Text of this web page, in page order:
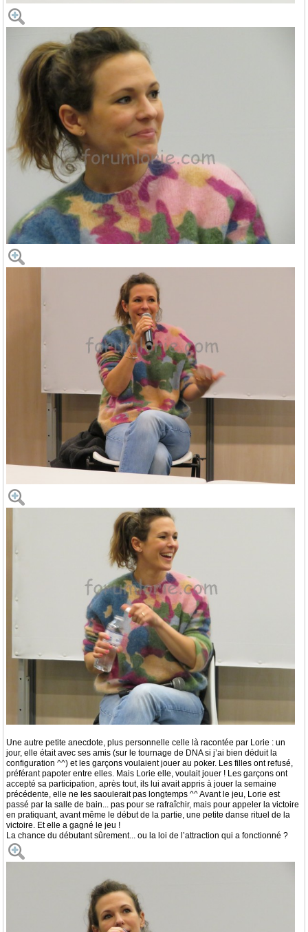
Une autre petite anecdote, plus personnelle celle là racontée par Lorie : un
jour, elle était avec ses amis (sur le tournage de DNA si j’ai bien déduit la
configuration ^^) et les garçons voulaient jouer au poker. Les filles ont refusé,
préférant papoter entre elles. Mais Lorie elle, voulait jouer ! Les garçons ont
accepté sa participation, après tout, ils lui avait appris à jouer la semaine
précédente, elle ne les saoulerait pas longtemps ^^ Avant le jeu, Lorie est
passé par la salle de bain... pas pour se rafraîchir, mais pour appeler la victoire
en pratiquant, avant même le début de la partie, une petite danse rituel de la
victoire. Et elle a gagné le jeu !
La chance du débutant sûrement... ou la loi de l’attraction qui a fonctionné ?